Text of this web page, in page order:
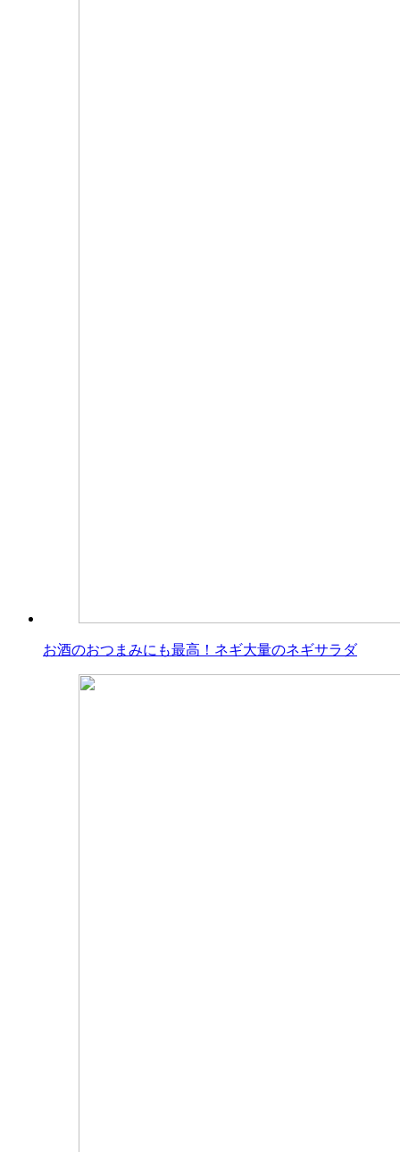
お酒のおつまみにも最高！ネギ大量のネギサラダ